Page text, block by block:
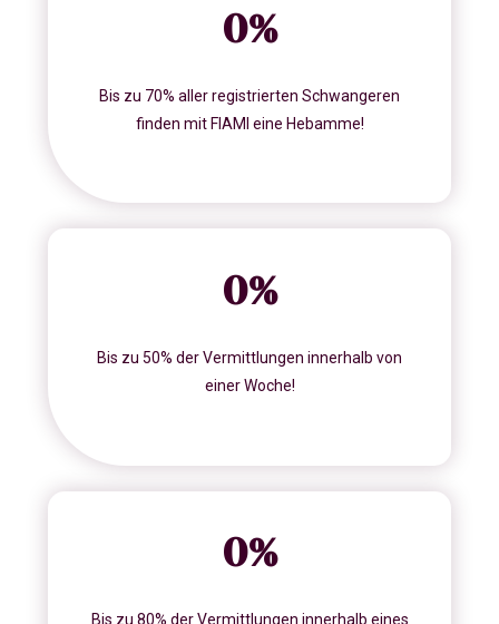
0%
Bis zu 70% aller registrierten Schwangeren
finden mit FIAMI eine Hebamme!
0%
Bis zu 50% der Vermittlungen innerhalb von
einer Woche!
0%
Bis zu 80% der Vermittlungen innerhalb eines